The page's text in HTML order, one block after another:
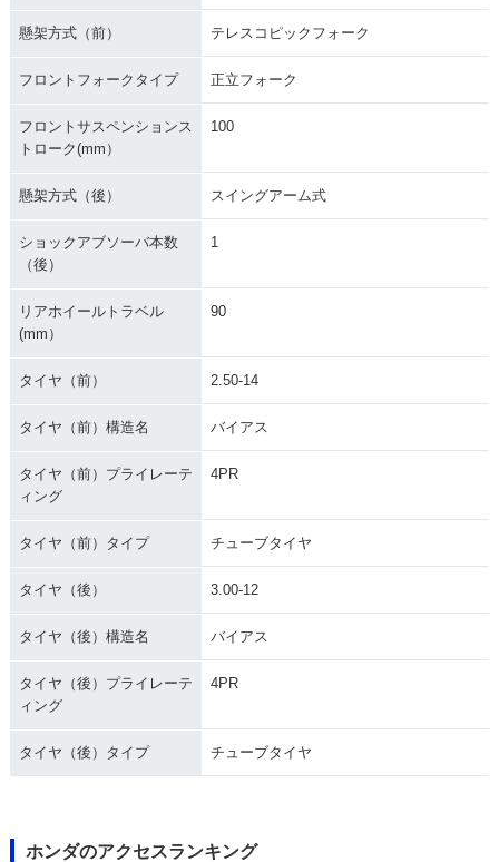
懸架方式（前） テレスコピックフォーク
フロントフォークタイプ 正立フォーク
フロントサスペンションス
トローク(mm）
100
懸架方式（後） スイングアーム式
ショックアブソーバ本数
（後）
1
リアホイールトラベル
(mm）
90
タイヤ（前） 2.50-14
タイヤ（前）構造名 バイアス
タイヤ（前）プライレーテ
ィング
4PR
タイヤ（前）タイプ チューブタイヤ
タイヤ（後） 3.00-12
タイヤ（後）構造名 バイアス
タイヤ（後）プライレーテ
ィング
4PR
タイヤ（後）タイプ チューブタイヤ
ホンダのアクセスランキング